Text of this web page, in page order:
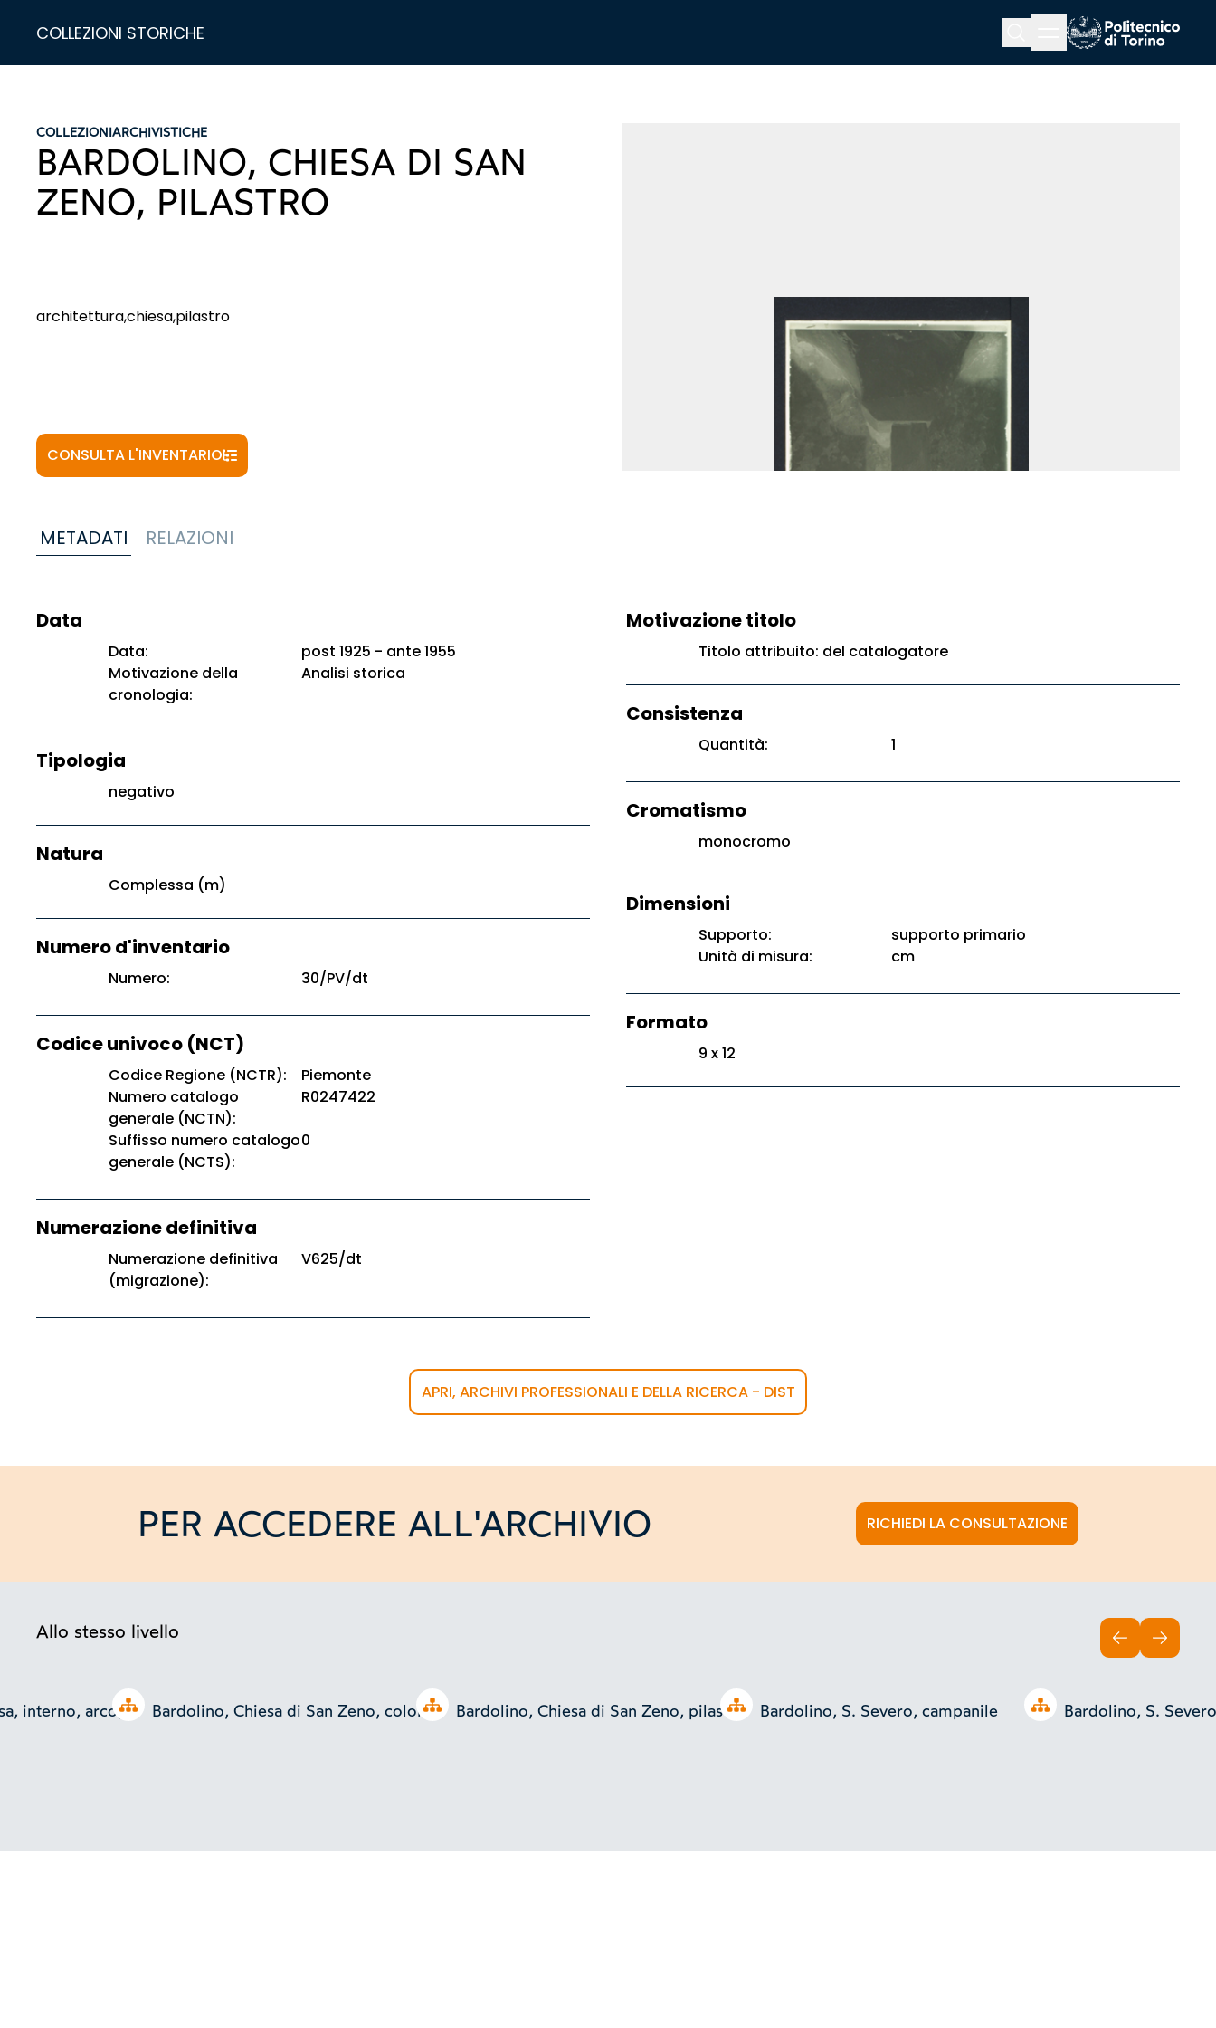
COLLEZIONI STORICHE
Menu button
COLLEZIONIARCHIVISTICHE
BARDOLINO, CHIESA DI SAN
ZENO, PILASTRO
architettura,chiesa,pilastro
CONSULTA L'INVENTARIO
METADATI RELAZIONI
Data
Data:
post 1925 - ante 1955
Motivazione della
cronologia:
Analisi storica
Tipologia
negativo
Natura
Complessa (m)
Numero d'inventario
Numero: 30/PV/dt
Codice univoco (NCT)
Codice Regione (NCTR):
Piemonte
Numero catalogo
generale (NCTN):
R0247422
Suffisso numero catalogo
generale (NCTS):
0
Numerazione definitiva
Numerazione definitiva
(migrazione):
V625/dt
Motivazione titolo
Titolo attribuito: del catalogatore
Consistenza
Quantità: 1
Cromatismo
monocromo
Dimensioni
Supporto:
supporto primario
Unità di misura:
cm
Formato
9 x 12
APRI, ARCHIVI PROFESSIONALI E DELLA RICERCA - DIST
PER ACCEDERE ALL'ARCHIVIO RICHIEDI LA CONSULTAZIONE
Allo stesso livello
Open tree
interno, arco, Open tree
Bardolino, Chiesa di San Zeno, colonna Open tree
Bardolino, Chiesa di San Zeno, pilastro Open tree
Bardolino, S. Severo, campanile Bardolino, S.
INDIETROAVANTI